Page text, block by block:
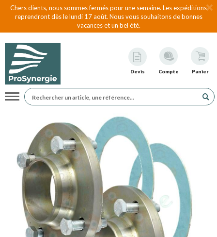
Chers clients, nous sommes fermés pour une semaine. Les expéditions
reprendront dès le lundi 17 août. Nous vous souhaitons de bonnes
vacances et un bel été.
Devis Compte Panier
Navigation